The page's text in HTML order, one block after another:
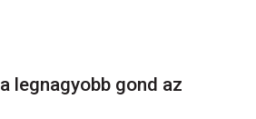
legnagyobb gond az